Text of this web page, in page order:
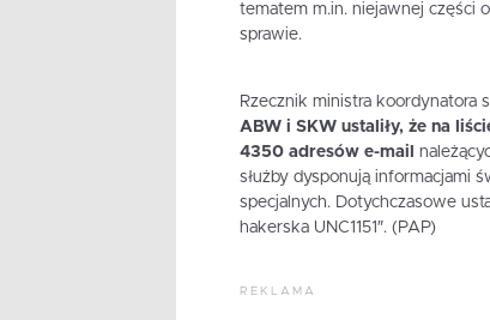
tematem m.in. niejawnej części
sprawie.
Rzecznik ministra koordynatora
ABW i SKW ustaliły, że na
4350 adresów e-mail
służby dysponują informacjami
specjalnych. Dotychczasowe
hakerska UNC1151″. (PAP)
REKLAMA